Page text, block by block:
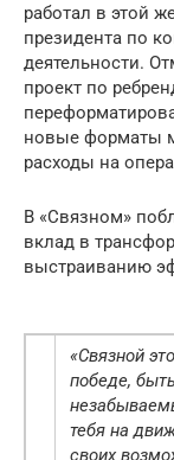
работал в этой
президента по
деятельности.
проект по
новые форматы
расходы на
В «Связном»
вклад в
выстраиванию
«Связной
победе,
тебя на
своих